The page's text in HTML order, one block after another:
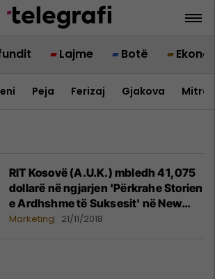
Lajme Botë
Peja Ferizaj Gjakova
RIT Kosovë (A.U.K.) mbledh 41,075
dollarë në ngjarjen 'Përkrahe Storien
e Ardhshme të Suksesit' në New
York
Marketing 21/11/2018